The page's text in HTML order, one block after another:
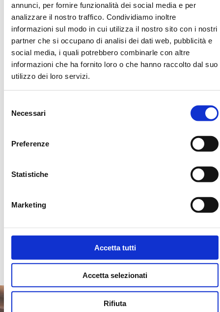
annunci, per fornire funzionalità dei social media e per
analizzare il nostro traffico. Condividiamo inoltre
informazioni sul modo in cui utilizza il nostro sito con i nostri
partner che si occupano di analisi dei dati web, pubblicità e
social media, i quali potrebbero combinarle con altre
informazioni che ha fornito loro o che hanno raccolto dal suo
utilizzo dei loro servizi.
delNecessari
Preferenze
Statistiche
Marketing
Accetta tutti
Accetta selezionati
Rifiuta
Insieme, queste figure compongono un presidio umano e
professionale che rende possibile ciò che per molti bambini e
ragazzi di Pilkhana è essenziale: studiare, nutrirsi e crescere in
Questo modello virtuoso, che unisce cura quotidiana,
educazione permanente e sviluppo comunitario, è una realtà
concreta che prende vita ogni giorno con i contributi dei
Progetto sostenuto con